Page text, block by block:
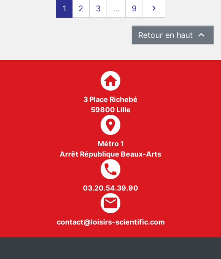
1 2 3 … 9 Suivant

Retour en haut 
home
3 Place Richebé
59800 Lille
room
Métro 1
Arrêt République Beaux-Arts
local_phone
03.20.54.39.90
mail
contact@loisirs-scientific.com